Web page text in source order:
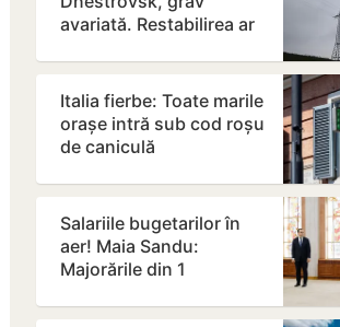
avariată. Restabilirea ar
Italia fierbe: Toate marile
orașe intră sub cod roșu
de caniculă
Salariile bugetarilor în
aer! Maia Sandu:
Majorările din 1
amânate